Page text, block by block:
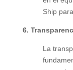
Ship
6.
La